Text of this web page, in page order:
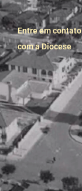
Entre em contato
com a Diocese